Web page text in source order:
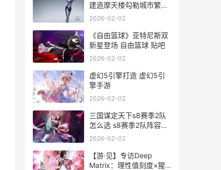
建造摩天楼勾勒城市繁华
天际 我是城市人
2026-02-02
《自由篮球》亚特尼斯双
新星登场 自由篮球 贴吧
2026-02-02
虚幻5引擎打造 虚幻5引
擎手游
2026-02-02
三国谋定天下s8赛季2队
怎么选 s8赛季2队阵容搭
配推荐 三国谋定天下S8
2026-02-02
【游·见】专访Deep
Matrix：理性值刻度×猩